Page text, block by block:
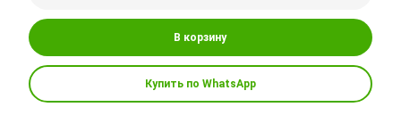
В корзину
Купить по WhatsApp